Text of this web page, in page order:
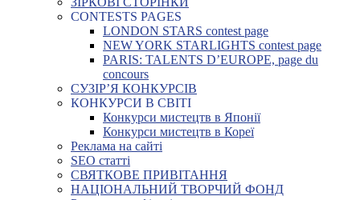
CONTESTS PAGES
LONDON STARS contest page
NEW YORK STARLIGHTS contest page
PARIS: TALENTS D’EUROPE, page du
concours
СУЗІР’Я КОНКУРСІВ
КОНКУРСИ В СВІТІ
Конкурси мистецтв в Японії
Конкурси мистецтв в Кореї
Реклама на сайті
SEO статті
СВЯТКОВЕ ПРИВІТАННЯ
НАЦІОНАЛЬНИЙ ТВОРЧИЙ ФОНД